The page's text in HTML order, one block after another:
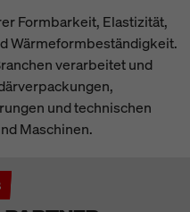
Formbarkeit, Elastizität,
Wärmeformbeständigkeit.
verarbeitet und
und technischen
Maschinen.